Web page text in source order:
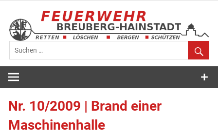
springen
Feuerwehr
Breuberg-
Hainstadt
Nr. 10/2009 | Brand einer
Maschinenhalle